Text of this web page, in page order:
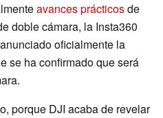
avances prácticosde
doble cámara, la Insta360
oficialmente la
se ha confirmado que será
porque DJI acaba de revelar